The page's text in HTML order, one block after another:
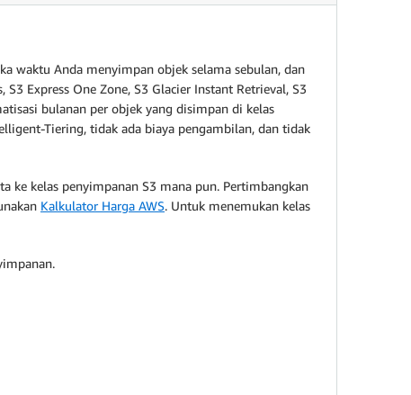
waktu Anda menyimpan objek selama sebulan, dan
Express One Zone, S3 Glacier Instant Retrieval, S3
bulanan per objek yang disimpan di kelas
Tiering, tidak ada biaya pengambilan, dan tidak
ke kelas penyimpanan S3 mana pun. Pertimbangkan
Kalkulator Harga AWS. Untuk menemukan kelas